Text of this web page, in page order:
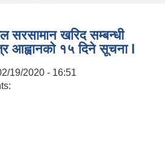
सरसामान खरिद सम्बन्धी
आह्वानको १५ दिने सूचना l
19/2020 - 16:51